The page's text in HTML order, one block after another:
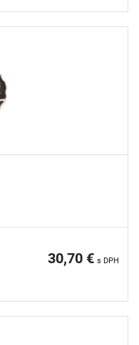
30,70 € s DPH